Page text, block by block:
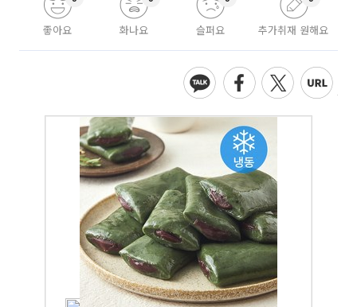
좋아요 화나요 슬퍼요 추가취재 원해요